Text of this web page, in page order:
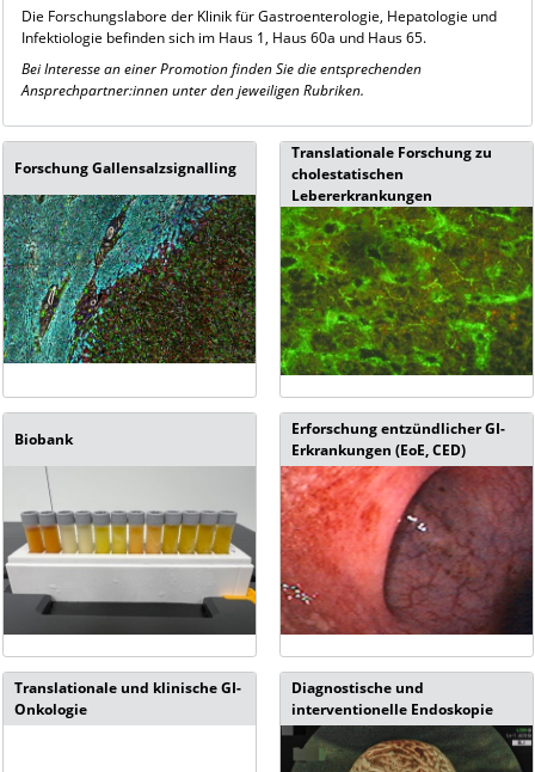
Die Forschungslabore der Klinik für Gastroenterologie, Hepatologie und
Infektiologie befinden sich im Haus 1, Haus 60a und Haus 65.
Bei Interesse an einer Promotion finden Sie die entsprechenden
Ansprechpartner:innen unter den jeweiligen Rubriken.
Forschung Gallensalzsignalling
Translationale Forschung zu
cholestatischen
Lebererkrankungen
Biobank
Erforschung entzündlicher GI-
Erkrankungen (EoE, CED)
Translationale und klinische GI-
Onkologie
Diagnostische und
interventionelle Endoskopie